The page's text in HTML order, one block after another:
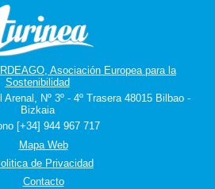
Asociación Europea para la
Sostenibilidad
Nº 3º - 4º Trasera 48015 Bilbao -
Bizkaia
[+34] 944 967 717
Mapa Web
de Privacidad
Contacto